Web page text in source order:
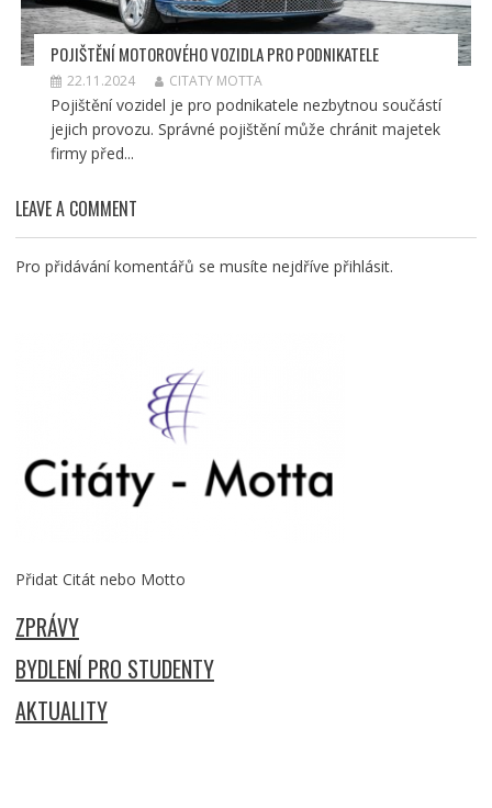
POJIŠTĚNÍ MOTOROVÉHO VOZIDLA PRO PODNIKATELE
22.11.2024 CITATY MOTTA
Pojištění vozidel je pro podnikatele nezbytnou součástí
jejich provozu. Správné pojištění může chránit majetek
firmy před...
LEAVE A COMMENT
Pro přidávání komentářů se musíte nejdříve přihlásit.
Přidat Citát nebo Motto
ZPRÁVY
BYDLENÍ PRO STUDENTY
AKTUALITY